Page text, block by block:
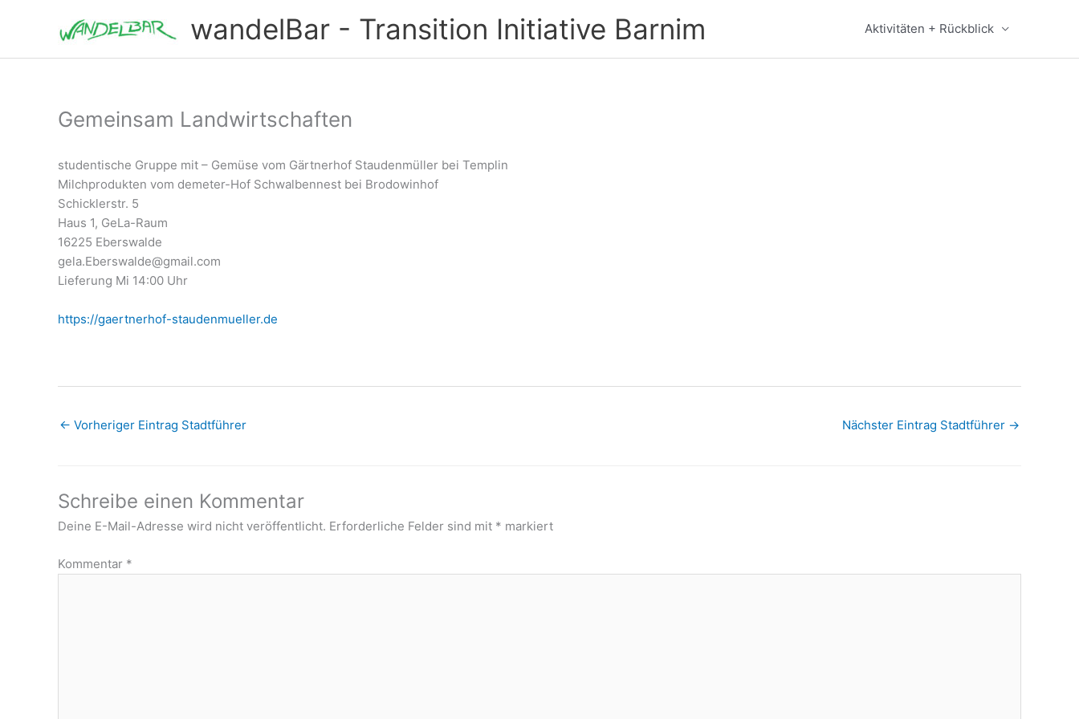
wandelBar - Transition Initiative Barnim Aktivitäten + Rückblick
Gemeinsam Landwirtschaften
studentische Gruppe mit – Gemüse vom Gärtnerhof Staudenmüller bei Templin
Milchprodukten vom demeter-Hof Schwalbennest bei Brodowinhof
Schicklerstr. 5
Haus 1, GeLa-Raum
16225 Eberswalde
gela.Eberswalde@gmail.com
Lieferung Mi 14:00 Uhr
https://gaertnerhof-staudenmueller.de
← Vorheriger Eintrag Stadtführer Nächster Eintrag Stadtführer →
Schreibe einen Kommentar
Deine E-Mail-Adresse wird nicht veröffentlicht. Erforderliche Felder sind mit * markiert
Kommentar *